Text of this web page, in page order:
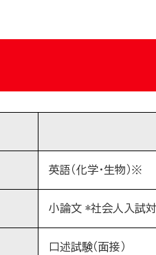
英語（化学・生物）※
小論文 *社会人入試
口述試験（面接）